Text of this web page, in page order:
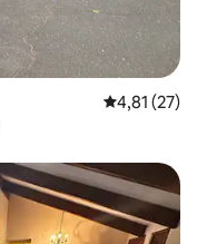
Średnia
4,81 (27)